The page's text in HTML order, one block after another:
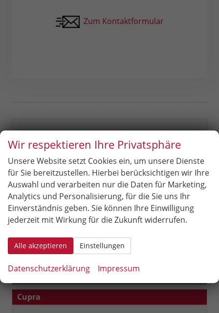
Zum Kontaktformular
4,9
SEHR GUT
209 Bewertungen
Alle Bewertungen anzeigen >
Audi
Cupra
Wir respektieren Ihre Privatsphäre
Unsere Website setzt Cookies ein, um unsere Dienste
für Sie bereitzustellen. Hierbei berücksichtigen wir Ihre
Auswahl und verarbeiten nur die Daten für Marketing,
Analytics und Personalisierung, für die Sie uns Ihr
Einverständnis geben. Sie können Ihre Einwilligung
jederzeit mit Wirkung für die Zukunft widerrufen.
Alle akzeptieren Einstellungen
Datenschutzerklärung Impressum